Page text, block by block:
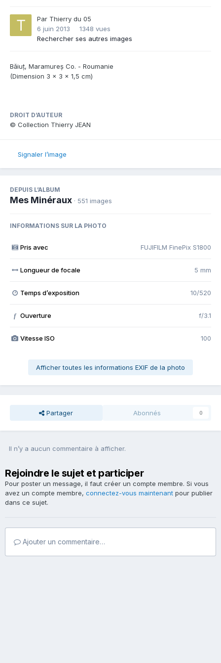
Par Thierry du 05
6 juin 2013
1348 vues
Rechercher ses autres images
Băiuț, Maramureș Co. - Roumanie
(Dimension 3 x 3 x 1,5 cm)
DROIT D’AUTEUR
© Collection Thierry JEAN
Signaler l’image
DEPUIS L’ALBUM
Mes Minéraux · 551 images
INFORMATIONS SUR LA PHOTO
Pris avec FUJIFILM FinePix S1800
Longueur de focale 5 mm
Temps d’exposition 10/520
f Ouverture f/3.1
Vitesse ISO 100
Afficher toutes les informations EXIF de la photo
Partager Abonnés 0
Il n’y a aucun commentaire à afficher.
Rejoindre le sujet et participer
Pour poster un message, il faut créer un compte membre. Si vous
avez un compte membre, connectez-vous maintenant pour publier
dans ce sujet.
Ajouter un commentaire…